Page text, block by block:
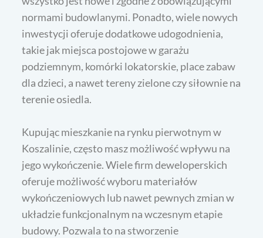
normami budowlanymi. Ponadto, wiele nowych
inwestycji oferuje dodatkowe udogodnienia,
takie jak miejsca postojowe w garażu
podziemnym, komórki lokatorskie, place zabaw
dla dzieci, a nawet tereny zielone czy siłownie na
terenie osiedla.
Kupując mieszkanie na rynku pierwotnym w
Koszalinie, często masz możliwość wpływu na
jego wykończenie. Wiele firm deweloperskich
oferuje możliwość wyboru materiałów
wykończeniowych lub nawet pewnych zmian w
układzie funkcjonalnym na wczesnym etapie
budowy. Pozwala to na stworzenie